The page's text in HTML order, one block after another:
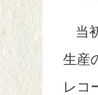
当
生産
レコ